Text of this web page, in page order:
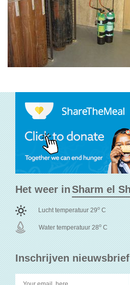
Inschrijven nieuwsbrief
Het weer in
Lucht temperatuur 29o C
Water temperatuur 28o C